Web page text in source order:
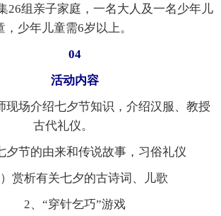
组亲子家庭，一名大人及一名少年儿
，少年儿童需6岁以上。
04
活动内容
场介绍七夕节知识，介绍汉服、教授
古代礼仪。
节的由来和传说故事，习俗礼仪
析有关七夕的古诗词、儿歌
2、“穿针乞巧”游戏